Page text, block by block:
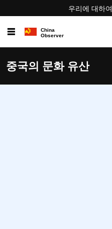
우리에 대하여
☰
중국의 문화 유산